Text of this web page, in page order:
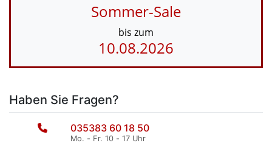
Sommer-Sale
bis zum
10.08.2026
Haben Sie Fragen?
035383 60 18 50
Mo. - Fr. 10 - 17 Uhr